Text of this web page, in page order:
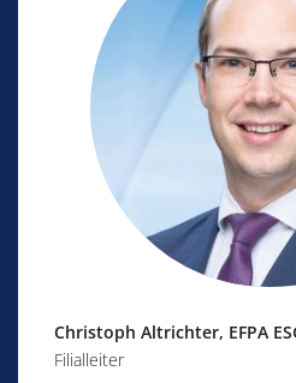
Christoph Altrichter, EFPA
Filialleiter